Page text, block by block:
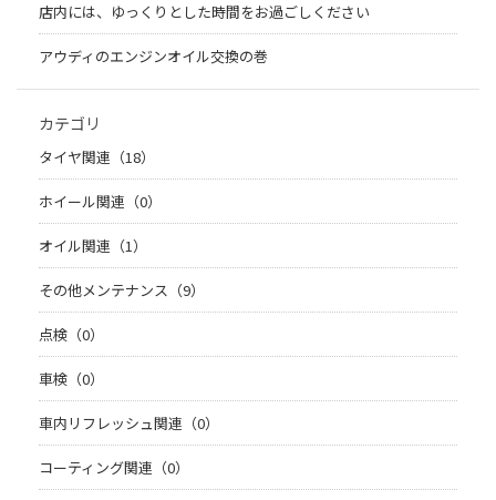
店内には、ゆっくりとした時間をお過ごしください
アウディのエンジンオイル交換の巻
カテゴリ
タイヤ関連（18）
ホイール関連（0）
オイル関連（1）
その他メンテナンス（9）
点検（0）
車検（0）
車内リフレッシュ関連（0）
コーティング関連（0）